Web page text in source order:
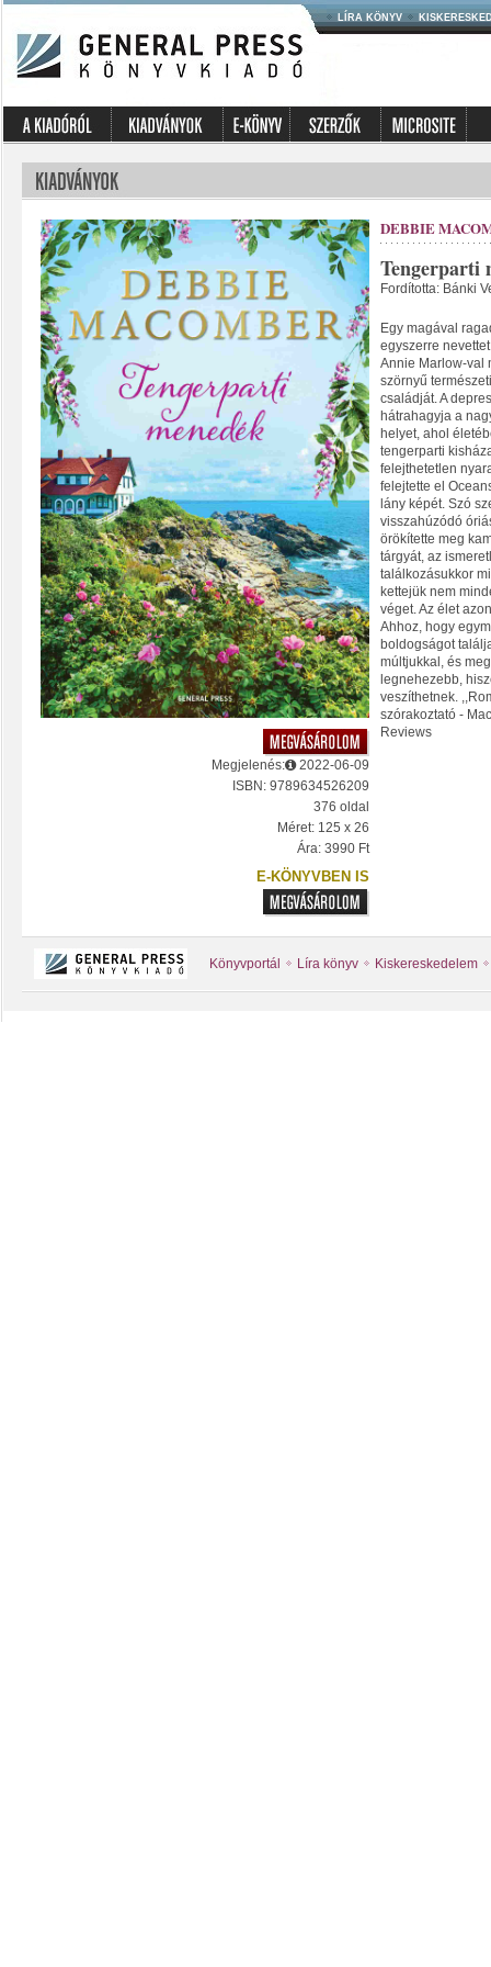
LÍRA KÖNYV
Megjelenés:
2022-06-09
ISBN: 9789634526209
376 oldal
Méret: 125 x 26
Ára: 3990 Ft
E-KÖNYVBEN IS
DEBBIE
Tengerparti
Fordította: Bánki
Egy magával
egyszerre
Annie Marlow-val
szörnyű
családját. A
hátrahagyja a
helyet, ahol
tengerparti
felejthetetlen
felejtette el
lány képét. Szó
visszahúzódó
örökítette meg
tárgyát, az
találkozásukkor
kettejük nem
véget. Az élet
Ahhoz, hogy
boldogságot
múltjukkal, és
legnehezebb,
veszíthetnek.
szórakoztató -
Reviews
Könyvportál Líra könyv Kiskereskedelem